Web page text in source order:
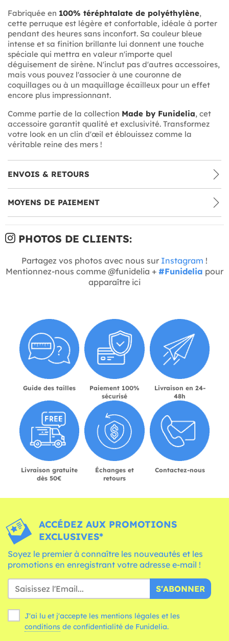
Fabriquée en 100% téréphtalate de polyéthylène,
cette perruque est légère et confortable, idéale à porter
pendant des heures sans inconfort. Sa couleur bleue
intense et sa finition brillante lui donnent une touche
spéciale qui mettra en valeur n'importe quel
déguisement de sirène. N'inclut pas d'autres accessoires,
mais vous pouvez l'associer à une couronne de
coquillages ou à un maquillage écailleux pour un effet
encore plus impressionnant.
Comme partie de la collection Made by Funidelia, cet
accessoire garantit qualité et exclusivité. Transformez
votre look en un clin d'œil et éblouissez comme la
véritable reine des mers !
ENVOIS & RETOURS
MOYENS DE PAIEMENT
PHOTOS DE CLIENTS:
Partagez vos photos avec nous sur Instagram !
Mentionnez-nous comme @funidelia + #Funidelia pour
apparaître ici
Guide des tailles
Paiement 100%
sécurisé
Livraison en 24-
48h
Livraison gratuite
dès 50€
Échanges et
retours
Contactez-nous
ACCÉDEZ AUX PROMOTIONS
EXCLUSIVES*
Soyez le premier à connaître les nouveautés et les
promotions en enregistrant votre adresse e-mail !
S'ABONNER
J'ai lu et j'accepte les mentions légales et les
conditions de confidentialité de Funidelia.